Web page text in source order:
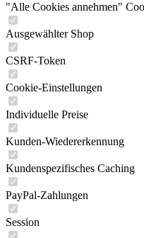
"Alle Cookies annehmen"
Ausgewählter Shop
CSRF-Token
Cookie-Einstellungen
Individuelle Preise
Kunden-Wiedererkennung
Kundenspezifisches Caching
PayPal-Zahlungen
Session